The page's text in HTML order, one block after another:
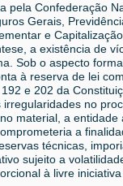
pela Confederação
Gerais,
e
a existência de
Sob o aspecto
à reserva de lei
e 202 da
irregularidades no
material, a entidade
a
técnicas,
sujeito a
à livre